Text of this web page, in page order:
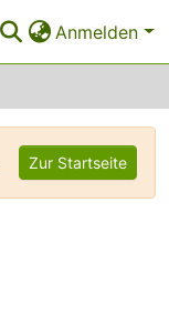
Anmelden
Zur Startseite